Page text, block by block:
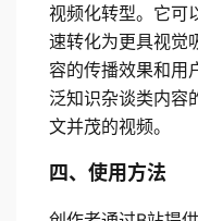
视频化转型。它可
速转化为更具视觉
容的传播效果和用
泛知识杂谈类内容
文并茂的视频。
四、使用方法